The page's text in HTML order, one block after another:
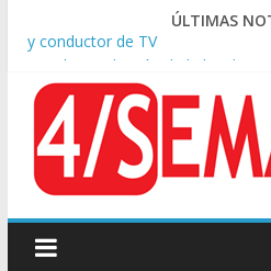
ÚLTIMAS
Tras la aprobación de la ley de
apuntó: “Vino un poco endiablada”
Causa AFA: el juez Amarante
traslado del expediente a Campana
A pocas cuadras de La
colectivo: siete heridos
Día de San Cayetano: masiva
Pesar por la muerte de Leandro
y conductor de TV